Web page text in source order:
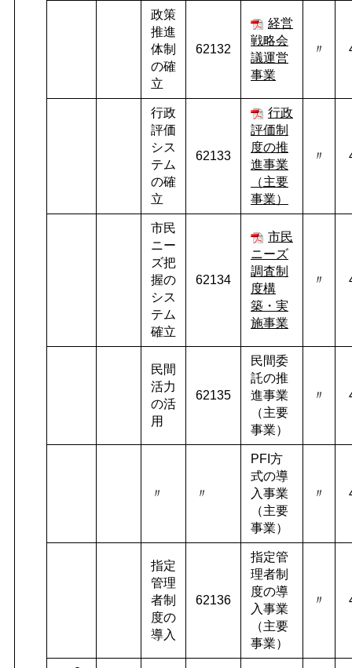
政策
推進
体制
の確
立
62132
経営
戦略会
議運営
事業
〃
行政
評価
シス
テム
の確
立
62133
行政
評価制
度の推
進事業
（主要
事業）
〃
市民
ニー
ズ把
握の
シス
テム
確立
62134
市民
ニーズ
調査制
度構
築・実
施事業
〃
民間
活力
の活
用
62135
民間委
託の推
進事業
（主要
事業）
〃
〃 〃
PFI方
式の導
入事業
（主要
事業）
〃
指定
管理
者制
度の
導入
62136
指定管
理者制
度の導
入事業
（主要
事業）
〃